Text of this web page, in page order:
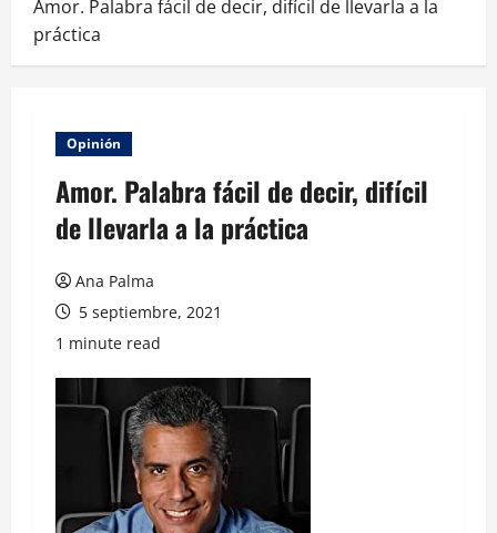
Amor. Palabra fácil de decir, difícil de llevarla a la
práctica
Opinión
Amor. Palabra fácil de decir, difícil
de llevarla a la práctica
Ana Palma
5 septiembre, 2021
1 minute read